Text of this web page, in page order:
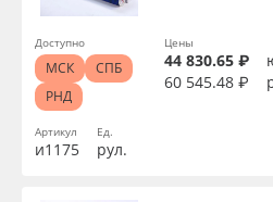
Артикул
и1175
Ед.
рул.
Цены
44 830.65 ₽
60 545.48 ₽
Доступно
МСК
СПБ
РНД